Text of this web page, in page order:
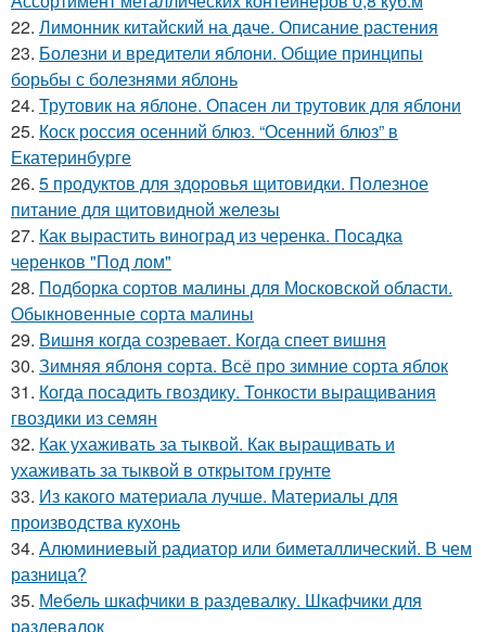
22. Лимонник китайский на даче. Описание растения
23. Болезни и вредители яблони. Общие принципы
борьбы с болезнями яблонь
24. Трутовик на яблоне. Опасен ли трутовик для яблони
25. Коск россия осенний блюз. “Осенний блюз” в
Екатеринбурге
26. 5 продуктов для здоровья щитовидки. Полезное
питание для щитовидной железы
27. Как вырастить виноград из черенка. Посадка
черенков "Под лом"
28. Подборка сортов малины для Московской области.
Обыкновенные сорта малины
29. Вишня когда созревает. Когда спеет вишня
30. Зимняя яблоня сорта. Всё про зимние сорта яблок
31. Когда посадить гвоздику. Тонкости выращивания
гвоздики из семян
32. Как ухаживать за тыквой. Как выращивать и
ухаживать за тыквой в открытом грунте
33. Из какого материала лучше. Материалы для
производства кухонь
34. Алюминиевый радиатор или биметаллический. В чем
разница?
35. Мебель шкафчики в раздевалку. Шкафчики для
раздевалок